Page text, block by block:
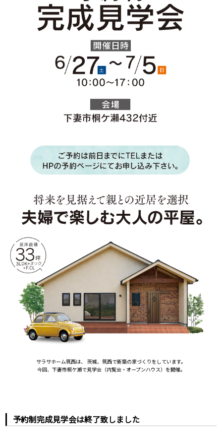
サラサホーム筑西は、 茨城、筑西で新築の家づくりをしています。
今回、下妻市桐ケ瀬で見学会（内覧会・オープンハウス）を開催。
予約制完成見学会は終了致しました